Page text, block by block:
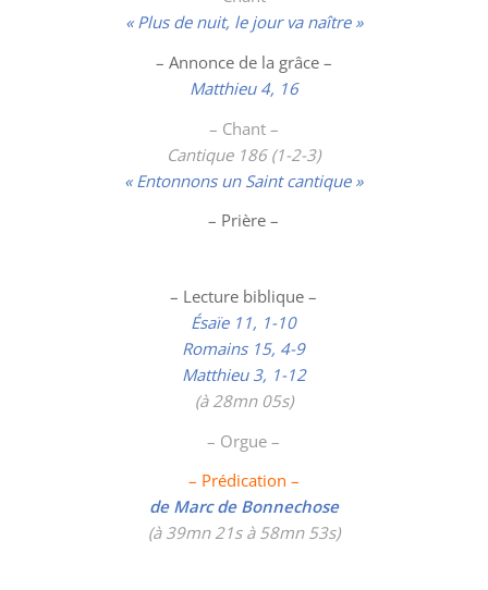
« Plus de nuit, le jour va naître »
– Annonce de la grâce –
Matthieu 4, 16
– Chant –
Cantique 186 (1-2-3)
« Entonnons un Saint cantique »
– Prière –
– Lecture biblique –
Ésaïe 11, 1-10
Romains 15, 4-9
Matthieu 3, 1-12
(à 28mn 05s)
– Orgue –
– Prédication –
de Marc de Bonnechose
(à 39mn 21s à 58mn 53s)